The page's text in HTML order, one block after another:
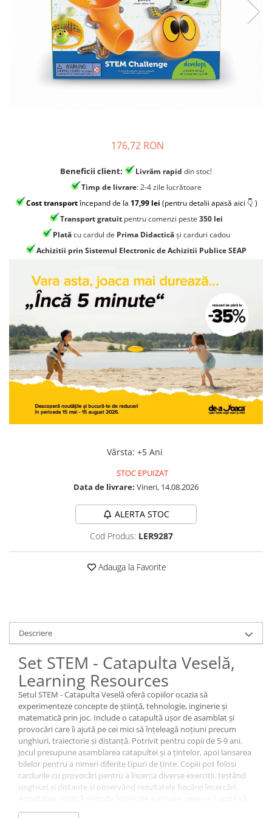
Jocuri experimente stiintifice
Casute copii
Jocuri de rol
Jocuri inteligenta si memorie
Casute papusi
Jocuri de relaxare
Papusi Barbie
Ceasuri copii
Jocuri de cooperare
Jocuri dezvoltarea imaginatiei
Jocuri geografie
Jocuri invatat limba engleza
Jocuri si jucarii educative
Jocuri STEAM
Jucarii interactive
Jucarii muzicale
Jucării ȋndemânare
Masinute si trenulete
Carti metoda Montessori
Carti si culegeri cu exercitii
Cărți educative pentru copii
176,72 RON
Beneficii client: Livrăm rapid din stoc!
Timp de livrare: 2-4 zile lucrătoare
Cost transportîncepand de la 17,99 lei (pentru detalii apasă aici 👇 )
Transport gratuit pentru comenzi peste 350 lei
Platăcu cardul de Prima Didacticăși carduri cadou
Achizitii prin Sistemul Electronic de Achizitii Publice SEAP
Vârsta: +5 Ani
STOC EPUIZAT
Data de livrare: Vineri, 14.08.2026
ALERTA STOC
Cod Produs: LER9287
Adauga la Favorite
Descriere
Set STEM - Catapulta Veselă,
Learning Resources
Setul STEM - Catapulta Veselă oferă copiilor ocazia să
experimenteze concepte de știință, tehnologie, inginerie și
matematică prin joc. Include o catapultă ușor de asamblat și
provocări care îi ajută pe cei mici să înțeleagă noțiuni precum
unghiuri, traiectorie și distanță. Potrivit pentru copii de 5-9 ani.
Jocul presupune asamblarea catapultei și a țintelor, apoi lansarea
bilelor pentru a nimeri diferite tipuri de ținte. Copiii pot folosi
cardurile cu provocări pentru a încerca diverse exerciții, testând
unghiuri și distanțe și observând rezultatele fiecărei încercări.
găsească soluții și să ajusteze modul de lansare.